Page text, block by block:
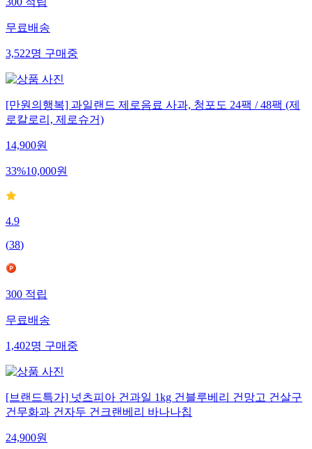
300적립
무료배송
3,522명구매중
[만원의행복] 과일랜드 제로음료 사과, 청포도 24팩 / 48팩 (제
로칼로리, 제로슈거)
14,900원
33%10,000원
4.9
(38)
300적립
무료배송
1,402명구매중
[브랜드특가] 넛츠피아 건과일 1kg 건블루베리 건망고 건살구
건무화과 건자두 건크랜베리 바나나칩
24,900원